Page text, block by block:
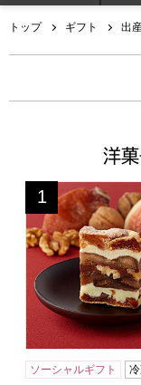
トップ ギフト 出
洋
一善や 干柿と胡
1
位
ソーシャルギフト